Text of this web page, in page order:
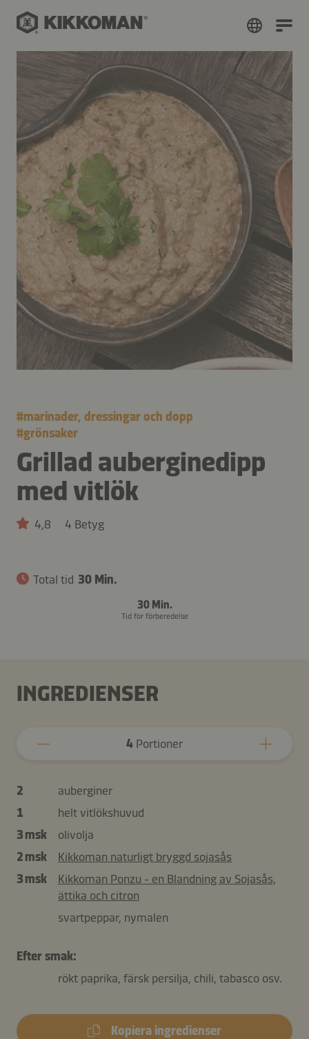
#marinader, dressingar och dopp
#grönsaker
Grillad auberginedipp
med vitlök
4,8 4 Betyg
Total tid 30 Min.
30 Min.
Tid för förberedelse
INGREDIENSER
4 Portioner
2
auberginer
1
helt vitlökshuvud
3 msk
olivolja
2 msk
Kikkoman naturligt bryggd sojasås
3 msk
Kikkoman Ponzu - en Blandning av Sojasås,
ättika och citron
svartpeppar, nymalen
Efter smak:
rökt paprika, färsk persilja, chili, tabasco osv.
Kopiera ingredienser